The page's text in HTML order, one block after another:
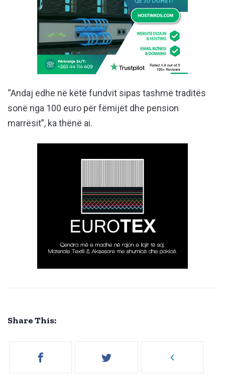
“Andaj edhe në këtë fundvit sipas tashmë traditës
sonë nga 100 euro për fëmijët dhe pension
marrësit”, ka thënë ai.
Share This: